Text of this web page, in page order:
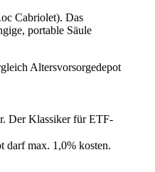
Cabriolet). Das
portable Säule
Der Klassiker für ETF-
darf max. 1,0% kosten.